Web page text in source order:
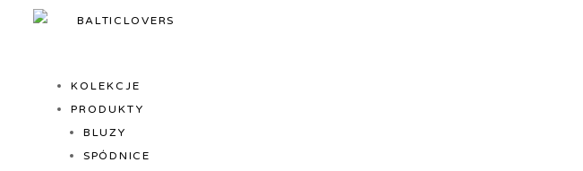
KOLEKCJE
PRODUKTY
BLUZY
SPÓDNICE
BALTICLOVERS